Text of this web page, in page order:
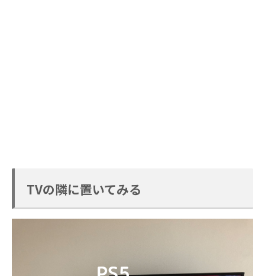
TVの隣に置いてみる